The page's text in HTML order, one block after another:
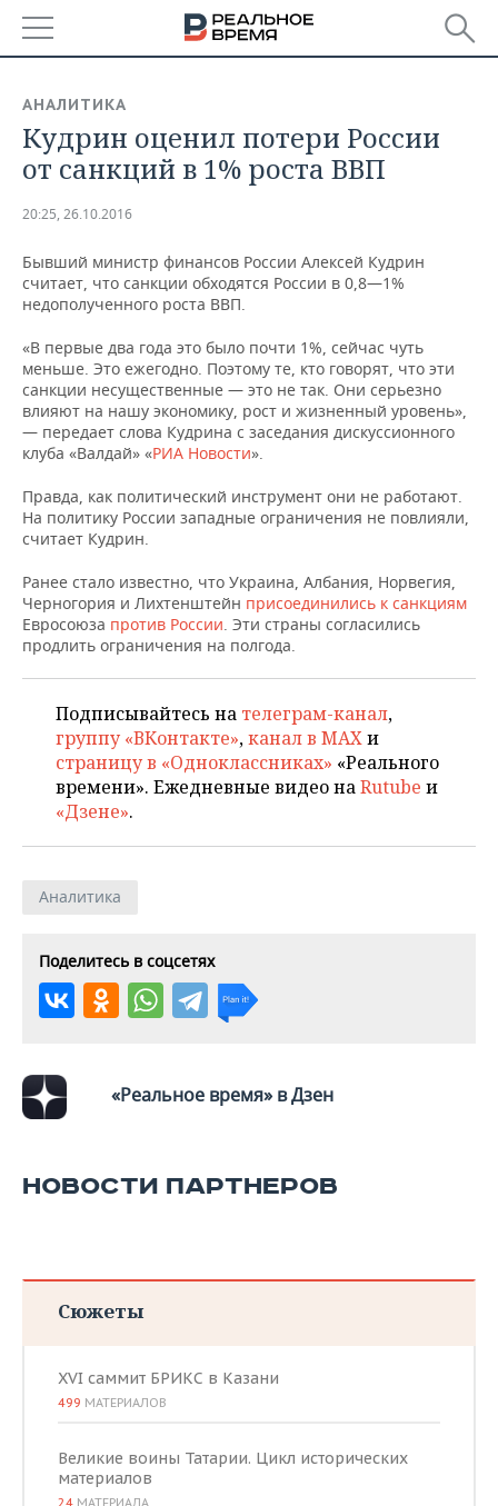
БАШКОРТОСТАН
ТАТАРСТАН
НОВОСТИ
АНАЛИТИКА
ДЕКЛАРАЦИИ О ДОХОДАХ
ВУЗЫ ТАТАРСТАНА
КОМУ ПРИНАДЛЕЖАТ
ТОРГОВЫЕ ЦЕНТРЫ
НОВОСТИ ЭКОНОМИКИ
БАНКИ
БЮДЖЕТ
ИНВЕСТИЦИИ
ПРОМЫШЛЕННОСТЬ
ПРОМЫШЛЕННОСТИ
АГРОПРОМ
МАШИНОСТРОЕНИЕ
НЕФТЕХИМИЯ
ОПК
ЭНЕРГЕТИКА
НОВОСТИ НЕДВИЖИМОСТИ
АВТО
НОВОСТИ АВТО
БИЗНЕС
НОВОСТИ БИЗНЕСА
РОЗНИЧНАЯ ТОРГОВЛЯ
ТРАНСПОРТ
УСЛУГИ
ТЕХНОЛОГИИ
НОВОСТИ ТЕХНОЛОГИЙ
IT
МЕДИА
МЕРОПРИЯТИЯ
НОВОСТИ МЕРОПРИЯТИЙ
ВЫЕЗДНАЯ РЕДАКЦИЯ
ONLINE-КОНФЕРЕНЦИИ
ОТКРЫТАЯ ЛЕКЦИЯ
СПОРТ
НОВОСТИ СПОРТА
ХОККЕЙ
БАСКЕТБОЛ
ВОЛЕЙБОЛ
КИБЕРСПОРТ
ВОДНЫЕ ВИДЫ СПОРТА
ОБЩЕСТВО
ВЛАСТЬ
ИНФРАСТРУКТУРА
ИСТОРИЯ
КУЛЬТУРА
ОБРАЗОВАНИЕ
СЮЖЕТЫ
СПРАВОЧНИК
СПИСОК ПЕРСОН
СПИСОК КОМПАНИЙ
ПОЛНАЯ ВЕРСИЯ
АНАЛИТИКА
​Кудрин оценил потери России
от санкций в 1% роста ВВП
20:25, 26.10.2016
Бывший министр финансов России Алексей Кудрин
считает, что санкции обходятся России в 0,8—1%
недополученного роста ВВП.
«В первые два года это было почти 1%, сейчас чуть
меньше. Это ежегодно. Поэтому те, кто говорят, что эти
санкции несущественные — это не так. Они серьезно
влияют на нашу экономику, рост и жизненный уровень»,
— передает слова Кудрина с заседания дискуссионного
клуба «Валдай» «РИА Новости».
Правда, как политический инструмент они не работают.
На политику России западные ограничения не повлияли,
считает Кудрин.
Ранее стало известно, что Украина, Албания, Норвегия,
Черногория и Лихтенштейн присоединились к санкциям
Евросоюза против России. Эти страны согласились
продлить ограничения на полгода.
Подписывайтесь на телеграм-канал,
группу «ВКонтакте»,канал в MAXи
страницу в «Одноклассниках» «Реального
времени». Ежедневные видео наRutube и
«Дзене».
Аналитика
Поделитесь в соцсетях
«Реальное время» в Дзен
НОВОСТИ ПАРТНЕРОВ
Сюжеты
XVI саммит БРИКС в Казани
499 МАТЕРИАЛОВ
Великие воины Татарии. Цикл исторических
материалов
24 МАТЕРИАЛА